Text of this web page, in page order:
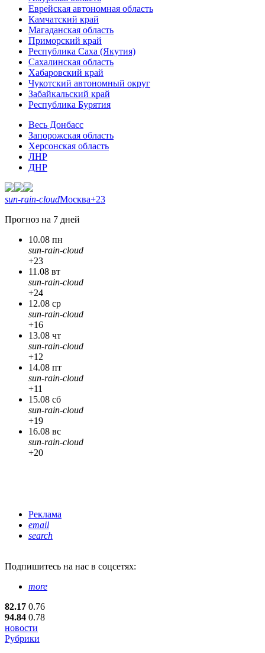
Еврейская автономная область
Камчатский край
Магаданская область
Приморский край
Республика Саха (Якутия)
Сахалинская область
Хабаровский край
Чукотский автономный округ
Забайкальский край
Республика Бурятия
Весь Донбасс
Запорожская область
Херсонская область
ЛНР
ДНР
sun-rain-cloudМосква+23
Прогноз на 7 дней
10.08 пн
sun-rain-cloud
+23
11.08 вт
sun-rain-cloud
+24
12.08 ср
sun-rain-cloud
+16
13.08 чт
sun-rain-cloud
+12
14.08 пт
sun-rain-cloud
+11
15.08 сб
sun-rain-cloud
+19
16.08 вс
sun-rain-cloud
+20
Реклама
email
search
Подпишитесь на нас в соцсетях:
more
82.17 0.76
94.84 0.78
новости
Рубрики